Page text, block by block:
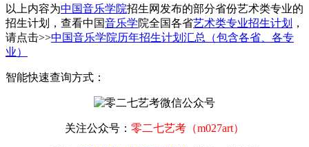
以上内容为中国音乐学院招生网发布的部分省份艺术类专业的
招生计划，查看中国音乐学院全国各省艺术类专业招生计划
，
请点击>>中国音乐学院历年招生计划汇总（包含各省、各专
业）
智能快速查询方式：
关注公众号： 零二七艺考（m027art）